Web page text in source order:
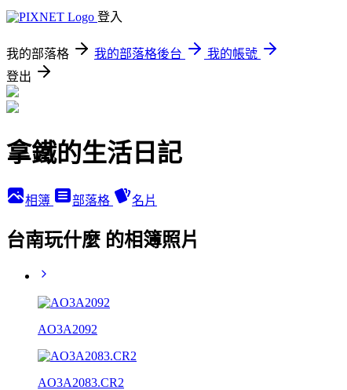
登入
我的部落格 我的部落格後台
我的帳號
登出
拿鐵的生活日記
相簿 部落格 名片
台南玩什麼 的相簿照片
AO3A2092
AO3A2083.CR2